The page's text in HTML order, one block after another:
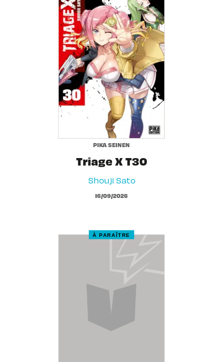
PIKA SEINEN
Triage X T30
Shouji Sato
16/09/2026
À PARAÎTRE